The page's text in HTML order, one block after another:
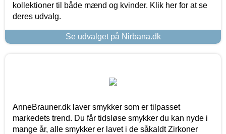
kollektioner til både mænd og kvinder. Klik her for at se
deres udvalg.
Se udvalget på Nirbana.dk
AnneBrauner.dk laver smykker som er tilpasset
markedets trend. Du får tidsløse smykker du kan nyde i
mange år, alle smykker er lavet i de såkaldt Zirkoner